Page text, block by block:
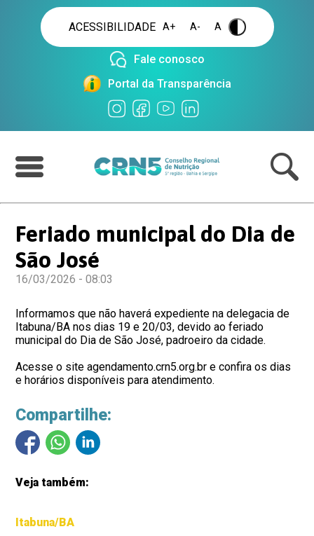
ACESSIBILIDADE A+ A- A .
Fale conosco
Portal da Transparência
Feriado municipal do Dia de
São José
16/03/2026 - 08:03
Informamos que não haverá expediente na delegacia de
Itabuna/BA nos dias 19 e 20/03, devido ao feriado
municipal do Dia de São José, padroeiro da cidade.
Acesse o siteagendamento.crn5.org.br e confira os dias
e horários disponíveis para atendimento.
Compartilhe:
Veja também:
Itabuna/BA